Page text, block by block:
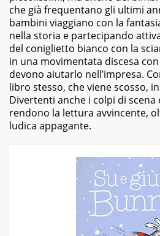
che già frequentano gli ultimi
bambini viaggiano con la
nella storia e partecipando
del coniglietto bianco con la
in una movimentata discesa
devono aiutarlo nell’impresa.
libro stesso, che viene scosso,
Divertenti anche i colpi di scena
rendono la lettura avvincente,
ludica appagante.